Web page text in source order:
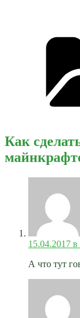
Как
15.04.2017 в
А что тут